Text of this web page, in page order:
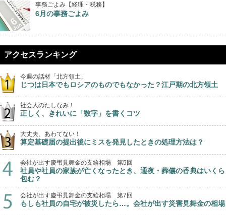
事務ごよみ【経理・税務】
6月の事務ごよみ
アクセスランキング
今週の話材「北方領土」
じつは日本でもロシアのものでもなかった？江戸期の北方領土
社会人のたしなみ！
正しく、きれいに「数字」を書くコツ
大丈夫、あわてない！
算定基礎届の提出後にミスを発見したときの処理方法は？
会社が出す慶弔見舞金の支給相場 第5回
社員や社員の家族が亡くなったとき、通夜・葬儀の香典はいくら
包む？
会社が出す慶弔見舞金の支給相場 第7回
もしも社員の自宅が被災したら…。会社が出す災害見舞金の相場